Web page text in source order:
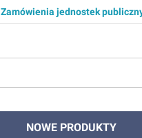
Zamówienia jednostek
NOWE PRODUKTY